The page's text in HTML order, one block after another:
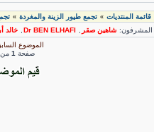
قائمة المنتديات» تجمع طيور الزينة والمغردة»
شاهين صقر Dr BEN ELHAFI
,
خالد
الموضوع
صفحة1 من